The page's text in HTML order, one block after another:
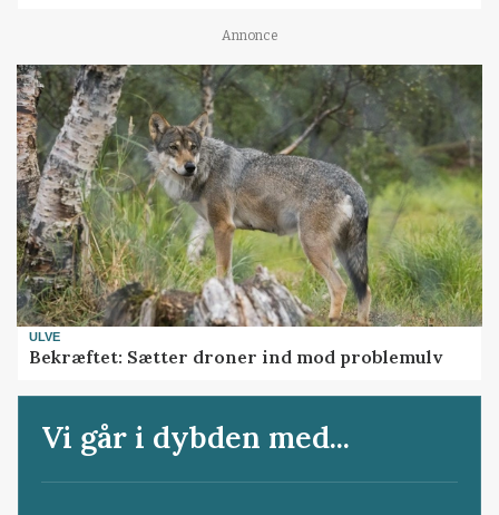
Annonce
ULVE
Bekræftet: Sætter droner ind mod problemulv
Vi går i dybden med...